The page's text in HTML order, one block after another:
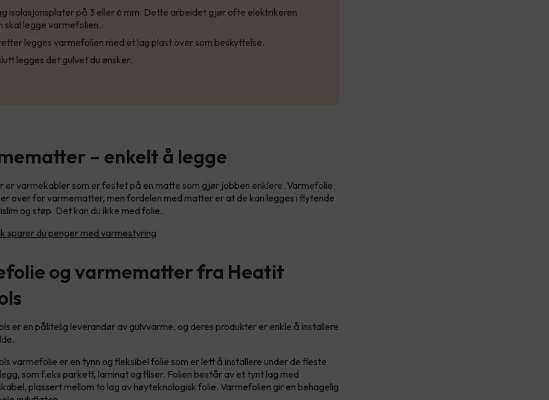
isolasjonsplater på 3 eller 6 mm. Dette arbeidet gjør ofte elektrikeren
skal legge varmefolien.
legges varmefolien med et lag plast over som beskyttelse.
legges det gulvet du ønsker.
– enkelt å legge
er varmekabler som er festet på en matte som gjør jobben enklere. Varmefolie
over for varmematter, men fordelen med matter er at de kan legges i flytende
og støp. Det kan du ikke med folie.
sparer du penger med varmestyring
og varmematter fra Heatit
er en pålitelig leverandør av gulvvarme, og deres produkter er enkle å installere
varmefolie er en tynn og fleksibel folie som er lett å installere under de fleste
som f.eks parkett, laminat og fliser. Folien består av et tynt lag med
plassert mellom to lag av høyteknologisk folie. Varmefolien gir en behagelig